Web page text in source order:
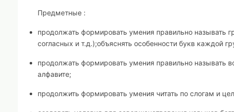
Предметные :
продолжать формировать умения правильно называть
согласных и т.д.);объяснять особенности букв каждой
продолжать формировать умения правильно называть
алфавите;
продолжить формировать умения читать по слогам и